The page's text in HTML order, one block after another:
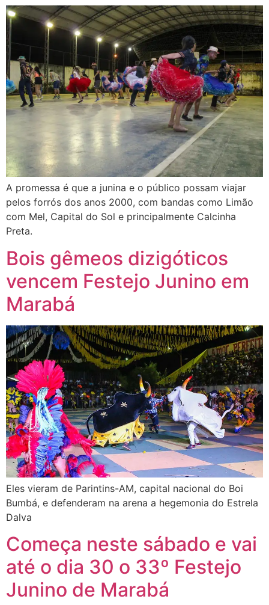
A promessa é que a junina e o público possam viajar
pelos forrós dos anos 2000, com bandas como Limão
com Mel, Capital do Sol e principalmente Calcinha
Preta.
Bois gêmeos dizigóticos
vencem Festejo Junino em
Marabá
Eles vieram de Parintins-AM, capital nacional do Boi
Bumbá, e defenderam na arena a hegemonia do Estrela
Dalva
Começa neste sábado e vai
até o dia 30 o 33º Festejo
Junino de Marabá